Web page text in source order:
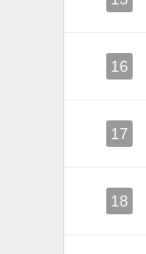
16
17
18